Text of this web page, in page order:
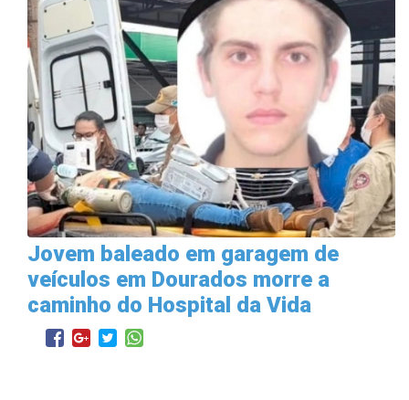
Jovem baleado em garagem de
veículos em Dourados morre a
caminho do Hospital da Vida